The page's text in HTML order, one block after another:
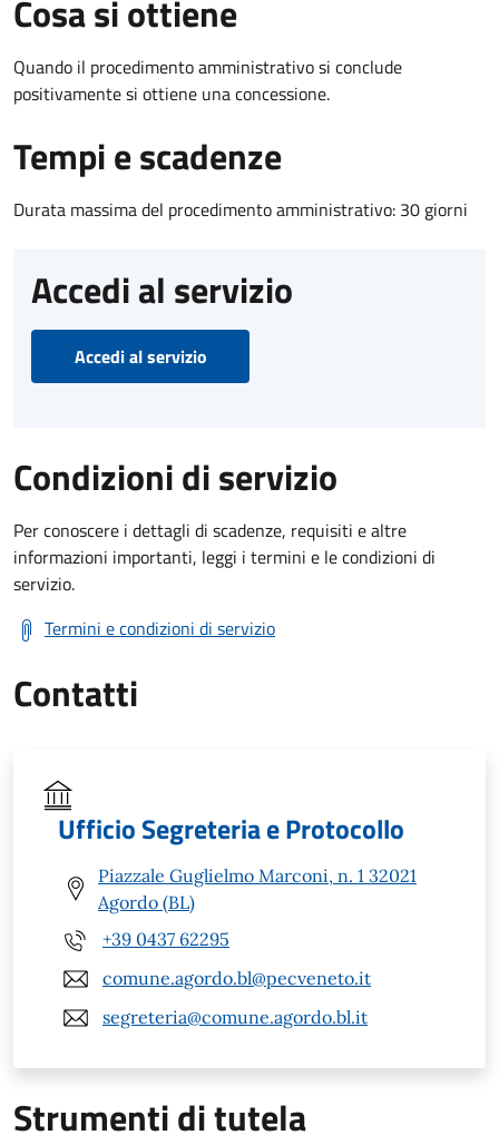
Cosa si ottiene
Quando il procedimento amministrativo si conclude
positivamente si ottiene una concessione.
Tempi e scadenze
Durata massima del procedimento amministrativo: 30 giorni
Accedi al servizio
Accedi al servizio
Condizioni di servizio
Per conoscere i dettagli di scadenze, requisiti e altre
informazioni importanti, leggi i termini e le condizioni di
servizio.
Termini e condizioni di servizio
Contatti
Ufficio Segreteria e Protocollo
Piazzale Guglielmo Marconi, n. 1 32021
Agordo (BL)
+39 0437 62295
comune.agordo.bl@pecveneto.it
segreteria@comune.agordo.bl.it
Strumenti di tutela